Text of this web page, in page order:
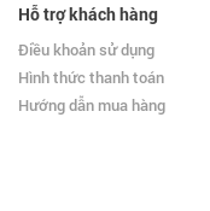
Hỗ trợ khách hàng
Điều khoản sử dụng
Hình thức thanh toán
Hướng dẫn mua hàng